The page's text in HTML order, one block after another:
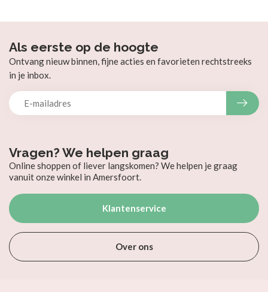
Vragen? We helpen graag
Online shoppen of liever langskomen? We helpen je graag
vanuit onze winkel in Amersfoort.
Klantenservice
Over ons
Als eerste op de hoogte
Ontvang nieuw binnen, fijne acties en favorieten rechtstreeks
in je inbox.